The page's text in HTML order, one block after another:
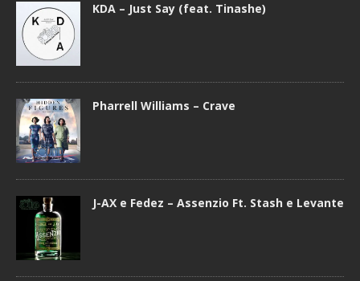
KDA – Just Say (feat. Tinashe)
Pharrell Williams – Crave
J-AX e Fedez – Assenzio Ft. Stash e Levante